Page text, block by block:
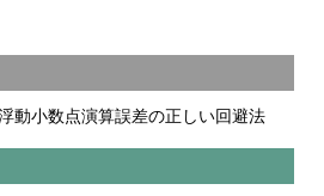
動小数点演算誤差の正しい回避法